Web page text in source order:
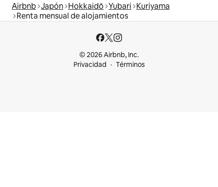
Airbnb Japón Hokkaidō Yubari Kuriyama
Renta mensual de alojamientos
© 2026 Airbnb, Inc.
Privacidad
Términos